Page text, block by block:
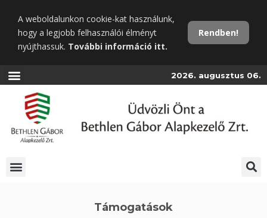
tartalomra
A weboldalunkon cookie-kat használunk,
hogy a legjobb felhasználói élményt
nyújthassuk. További információ itt.
Rendben!
2026. augusztus 06.
Támogatások